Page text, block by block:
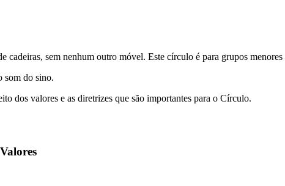
cadeiras, sem nenhum outro móvel. Este círculo é para grupos
som do sino.
dos valores e as diretrizes que são importantes para o Círculo.